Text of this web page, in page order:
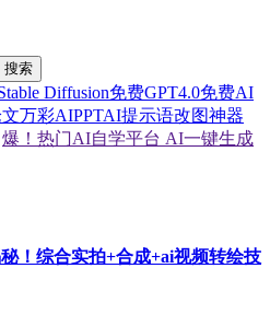
搜索
Diffusion免费GPT4.0免费AI
万彩AIPPTAI提示语改图神器
爆！热门AI自学平台 AI一键生成
！综合实拍+合成+ai视频转绘技